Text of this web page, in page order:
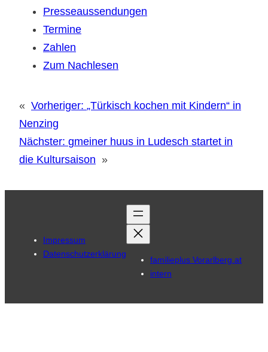
Presseaussendungen
Termine
Zahlen
Zum Nachlesen
« Vorheriger: „Türkisch kochen mit Kindern“ in
Nenzing
Nächster: gmeiner huus in Ludesch startet in
die Kultursaison »
Impressum
Datenschutzerklärung
familieplus Vorarlberg.at
intern